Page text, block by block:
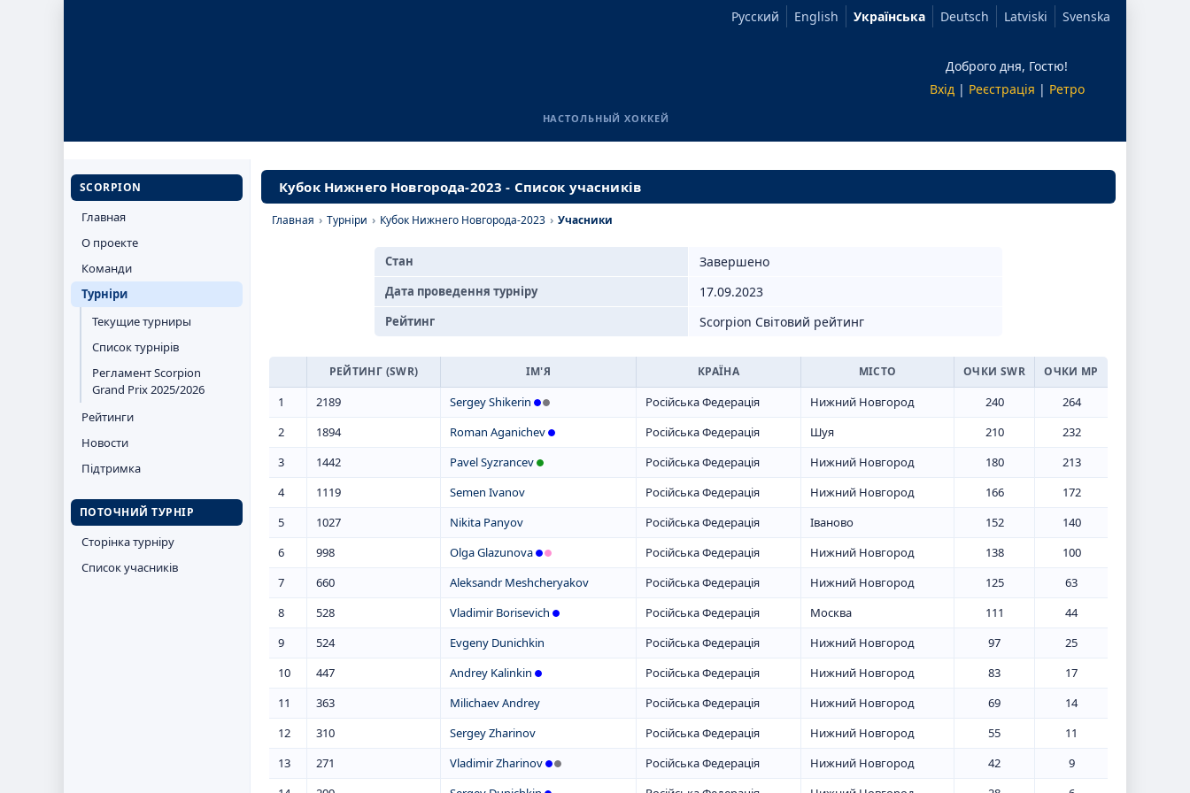
Русский English Українська Deutsch Latviski Svenska
Доброго дня, Гостю!
Вхід| Реєстрація | Ретро
НАСТОЛЬНЫЙ ХОККЕЙ
SCORPION
Главная
О проекте
Команди
Турніри
Текущие турниры
Список турнірів
Регламент Scorpion
Grand Prix 2025/2026
Рейтинги
Новости
Підтримка
ПОТОЧНИЙ ТУРНІР
Сторінка турніру
Список учасників
Кубок Нижнего Новгорода-2023 - Список учасників
Главная › Турніри › Кубок Нижнего Новгорода-2023 › Учасники
Стан Завершено
Дата проведення турніру 17.09.2023
Рейтинг Scorpion Світовий рейтинг
РЕЙТИНГ (SWR) ІМ'Я КРАЇНА МІСТО ОЧКИ SWR ОЧКИ МР
1 2189 Sergey Shikerin Російська Федерація Нижний Новгород 240
264
2
1894 Roman Aganichev Російська Федерація Шуя 210
232
3
1442 Pavel Syzrancev Російська Федерація Нижний Новгород 180
213
4
1119 Semen Ivanov Російська Федерація Нижний Новгород 166
172
5
1027 Nikita Panyov Російська Федерація Іваново 152
140
6
998 Olga Glazunova Російська Федерація Нижний Новгород 138
100
7
660 Aleksandr Meshcheryakov Російська Федерація Нижний Новгород 125
63
8
528 Vladimir Borisevich Російська Федерація Москва 111
44
9
524 Evgeny Dunichkin Російська Федерація Нижний Новгород 97
25
10
447 Andrey Kalinkin Російська Федерація Нижний Новгород 83
17
11
363 Milichaev Andrey Російська Федерація Нижний Новгород 69
14
12
310 Sergey Zharinov Російська Федерація Нижний Новгород 55
11
13
271 Vladimir Zharinov Російська Федерація Нижний Новгород 42
9